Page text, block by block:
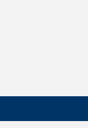
Nachfolgemodell der
und sich mit der App
Bedien- und
Vorgängermodell
benötigt wird.
(Kühlung,
und im Wärmebereich
und eignet sich
sowie für große